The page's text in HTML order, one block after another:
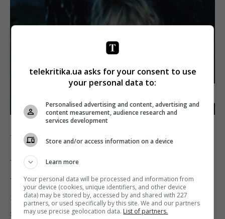
У випуску під назвою «Катруся на ім’я Руся шукає
правду» автори скандального проекту спробують
з’ясувати, чому в дитинстві від дівчини
telekritika.ua asks for your consent to use
your personal data to:
Personalised advertising and content, advertising and
content measurement, audience research and
services development
Store and/or access information on a device
Learn more
Your personal data will be processed and information from
your device (cookies, unique identifiers, and other device
data) may be stored by, accessed by and shared with 227
partners, or used specifically by this site. We and our partners
may use precise geolocation data. List of partners.